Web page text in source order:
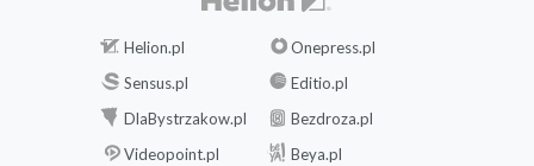
Helion.pl
Onepress.pl
Sensus.pl
Editio.pl
DlaBystrzakow.pl
Bezdroza.pl
Videopoint.pl
Beya.pl